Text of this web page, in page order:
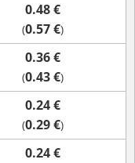
0.48 €
(0.57 €)
0.36 €
(0.43 €)
0.24 €
(0.29 €)
0.24 €